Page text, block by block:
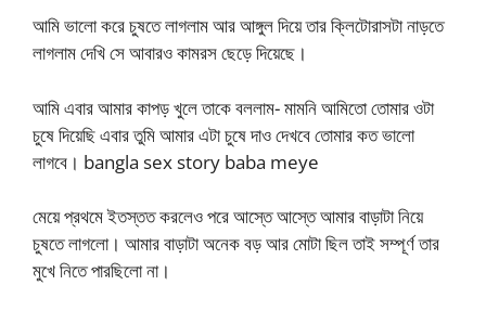
আমি ভালো করে চুষতে লাগলাম আর আঙ্গুল দিয়ে তার ক্লিটোরাসটা নাড়তে
লাগলাম দেখি সে আবারও কামরস ছেড়ে দিয়েছে।
আমি এবার আমার কাপড় খুলে তাকে বললাম- মামনি আমিতো তোমার ওটা
চুষে দিয়েছি এবার তুমি আমার এটা চুষে দাও দেখবে তোমার কত ভালো
লাগবে। bangla sex story baba meye
মেয়ে প্রথমে ইতস্তত করলেও পরে আস্তে আস্তে আমার বাড়াটা নিয়ে
চুষতে লাগলো। আমার বাড়াটা অনেক বড় আর মোটা ছিল তাই সম্পূর্ণ তার
মুখে নিতে পারছিলো না।